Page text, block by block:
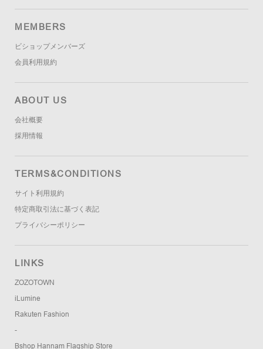
MEMBERS
ビショップメンバーズ
会員利用規約
ABOUT US
会社概要
採用情報
TERMS&CONDITIONS
サイト利用規約
特定商取引法に基づく表記
プライバシーポリシー
LINKS
ZOZOTOWN
iLumine
Rakuten Fashion
-
Bshop Hannam Flagship Store